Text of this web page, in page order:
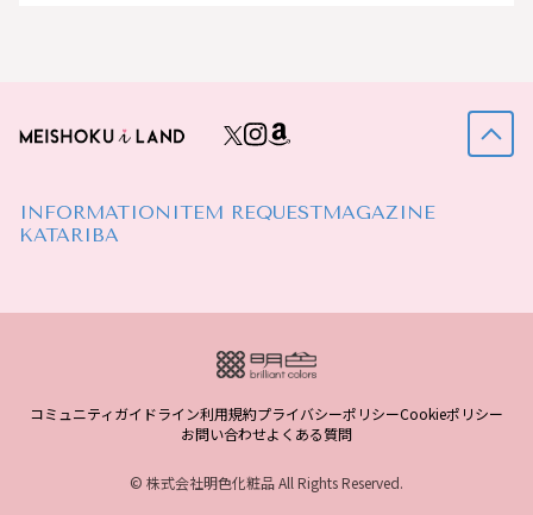
INFORMATION ITEM REQUESTMAGAZINE
KATARIBA
コミュニティガイドライン利用規約プライバシーポリシーCookieポリシー
お問い合わせよくある質問
© 株式会社明色化粧品 All Rights Reserved.